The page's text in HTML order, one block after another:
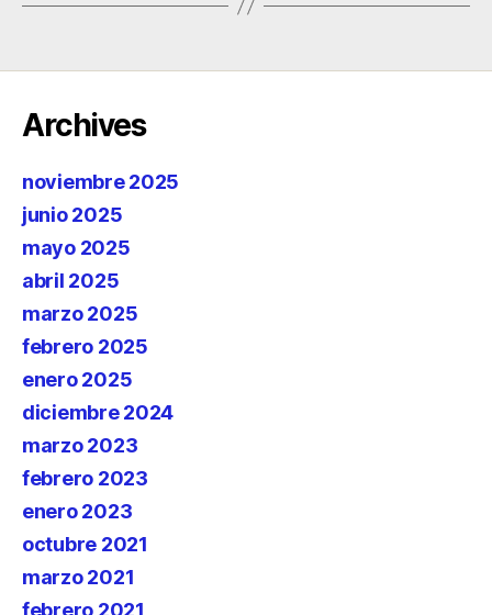
Archives
noviembre 2025
junio 2025
mayo 2025
abril 2025
marzo 2025
febrero 2025
enero 2025
diciembre 2024
marzo 2023
febrero 2023
enero 2023
octubre 2021
marzo 2021
febrero 2021